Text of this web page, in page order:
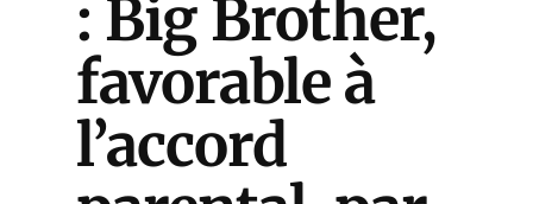
: Big Brother,
favorable à
l’accord